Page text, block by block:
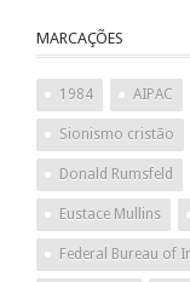
MARCAÇÕES
1984 AIPAC
Sionismo cristão
Donald Rumsfeld
Eustace Mullins
Federal Bureau of